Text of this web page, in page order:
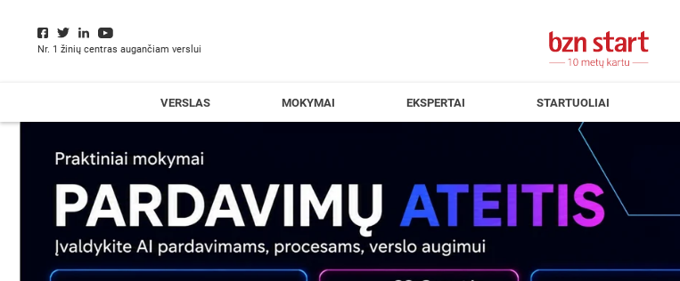
Nr. 1 žinių centras augančiam verslui
VERSLAS MOKYMAI EKSPERTAI STARTUOLIAI